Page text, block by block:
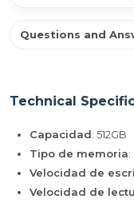
Questions and
Technical
Capacidad: 512GB
Tipo de memoria:
Velocidad de
Velocidad de